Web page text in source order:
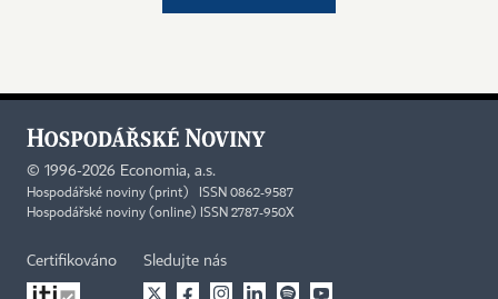
© 1996-2026 Economia, a.s.
Hospodářské noviny (print) ISSN 0862-9587
Hospodářské noviny (online) ISSN 2787-950X
Certifikováno Sledujte nás